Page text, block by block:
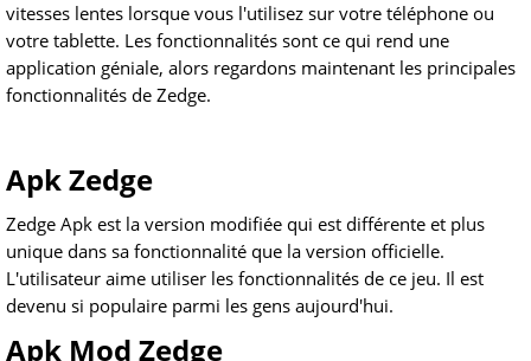
vitesses lentes lorsque vous l'utilisez sur votre téléphone ou
votre tablette. Les fonctionnalités sont ce qui rend une
application géniale, alors regardons maintenant les principales
fonctionnalités de Zedge.
Apk Zedge
Zedge Apk est la version modifiée qui est différente et plus
unique dans sa fonctionnalité que la version officielle.
L'utilisateur aime utiliser les fonctionnalités de ce jeu. Il est
devenu si populaire parmi les gens aujourd'hui.
Apk Mod Zedge